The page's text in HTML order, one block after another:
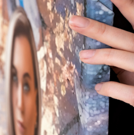
Выберите из списка: